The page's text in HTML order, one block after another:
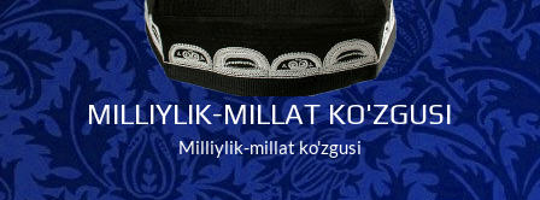
MILLIYLIK-MILLAT KO'ZGUSI
Milliylik-millat ko'zgusi